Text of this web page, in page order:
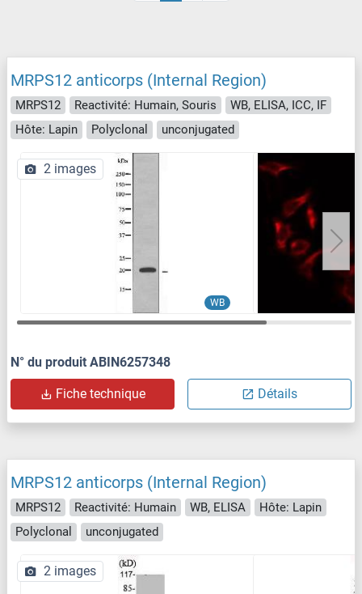
MRPS12 anticorps (Internal Region)
MRPS12 Reactivité: Humain, Souris
WB, ELISA, ICC, IF
Hôte: Lapin
Polyclonal unconjugated
WB
2 images
N° du produit ABIN6257348
Fiche technique Détails
MRPS12 anticorps (Internal Region)
MRPS12 Reactivité: Humain WB, ELISA
Hôte: Lapin
Polyclonal
unconjugated
2 images